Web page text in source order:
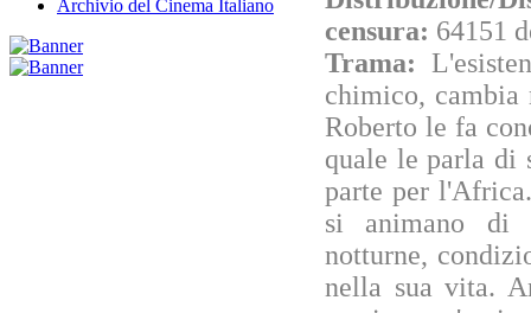
Archivio del Cinema Italiano
censura: 64151
Trama:
chimico,
Roberto le fa
quale le parla di
parte per
si animano di
notturne,
nella sua vita.